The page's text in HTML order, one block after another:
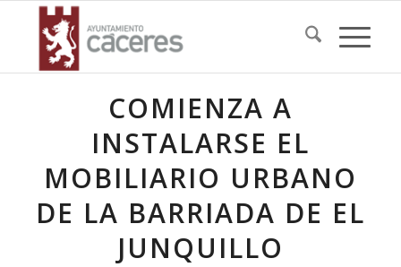
COMIENZA A
INSTALARSE EL
MOBILIARIO URBANO
DE LA BARRIADA DE EL
JUNQUILLO